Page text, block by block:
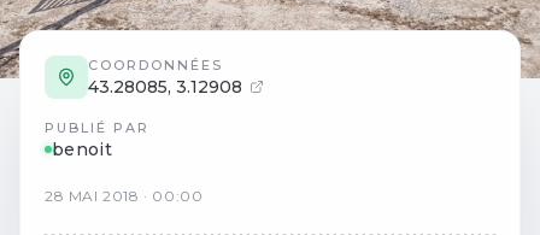
COORDONNÉES
43.28085, 3.12908
PUBLIÉ PAR
benoit
28 MAI 2018 · 00:00